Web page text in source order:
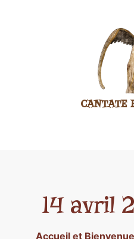
CANTATE
14 avril
Accueil et Bienvenue